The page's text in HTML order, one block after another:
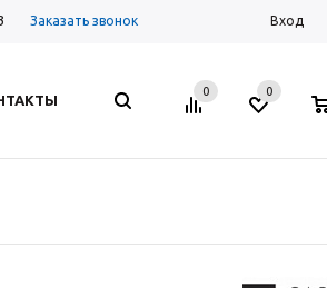
Заказать звонок Вход
0 0